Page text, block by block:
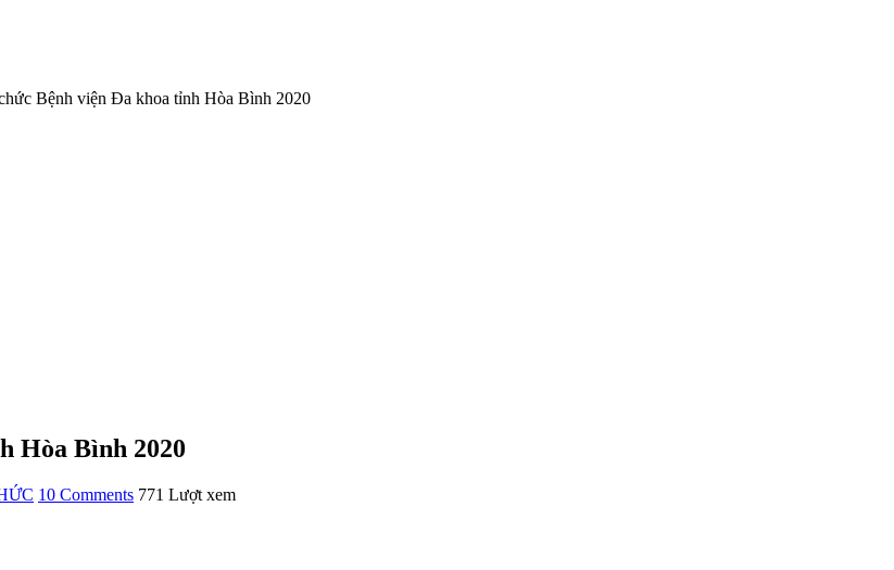
Bệnh viện Đa khoa tỉnh Hòa Bình 2020
Hòa Bình 2020
10 Comments 771 Lượt xem